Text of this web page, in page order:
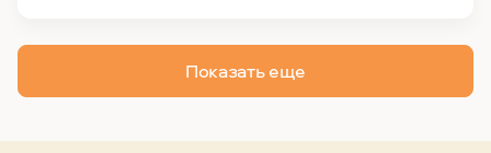
Показать еще